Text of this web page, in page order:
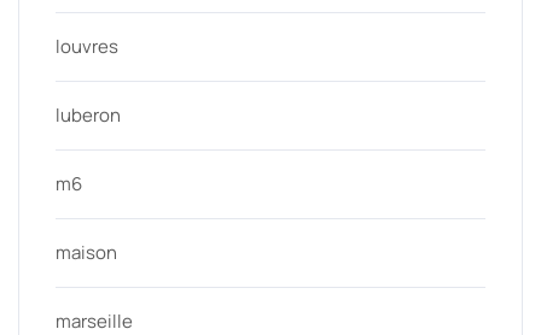
louvres
luberon
m6
maison
marseille